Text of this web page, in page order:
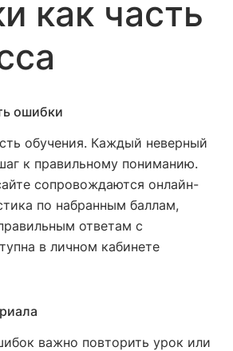
как часть
ошибки
обучения. Каждый неверный
к правильному пониманию.
сопровождаются онлайн-
по набранным баллам,
ответам с
в личном кабинете
важно повторить урок или